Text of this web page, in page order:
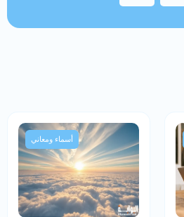
أسماء ومعاني